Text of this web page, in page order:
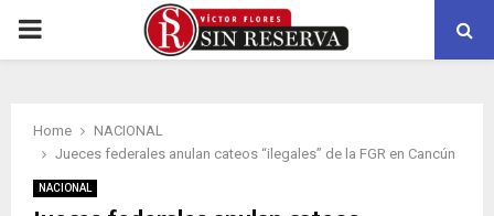
PRIMARY
Home
NACIONAL
Jueces federales anulan cateos “ilegales” de la FGR en Cancún
NACIONAL